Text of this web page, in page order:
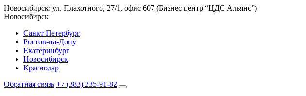
Новосибирск: ул. Плахотного, 27/1, офис 607 (Бизнес центр “ЦДС Альянс”)
Новосибирск
Санкт Петербург
Ростов-на-Дону
Екатеринбург
Новосибирск
Краснодар
Обратная связь +7 (383) 235-91-82